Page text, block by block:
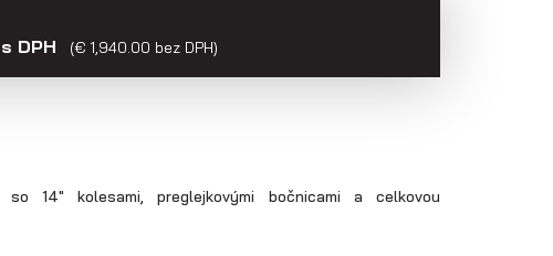
DPH
(€ 1,940.00 bez DPH)
14" kolesami, preglejkovými bočnicami a celkovou